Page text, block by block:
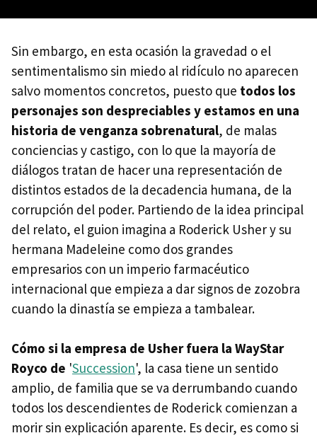
Sin embargo, en esta ocasión la gravedad o el
sentimentalismo sin miedo al ridículo no aparecen
salvo momentos concretos, puesto que todos los
personajes son despreciables y estamos en una
historia de venganza sobrenatural, de malas
conciencias y castigo, con lo que la mayoría de
diálogos tratan de hacer una representación de
distintos estados de la decadencia humana, de la
corrupción del poder. Partiendo de la idea principal
del relato, el guion imagina a Roderick Usher y su
hermana Madeleine como dos grandes
empresarios con un imperio farmacéutico
internacional que empieza a dar signos de zozobra
cuando la dinastía se empieza a tambalear.
Cómo si la empresa de Usher fuera la WayStar
Royco de 'Succession', la casa tiene un sentido
amplio, de familia que se va derrumbando cuando
todos los descendientes de Roderick comienzan a
morir sin explicación aparente. Es decir, es como si